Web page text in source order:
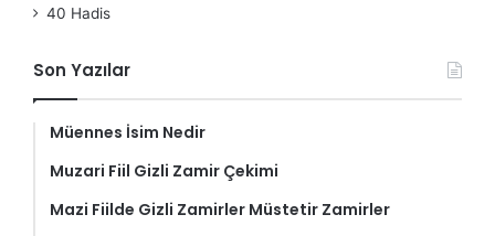
40 Hadis
Son Yazılar
Müennes İsim Nedir
Muzari Fiil Gizli Zamir Çekimi
Mazi Fiilde Gizli Zamirler Müstetir Zamirler